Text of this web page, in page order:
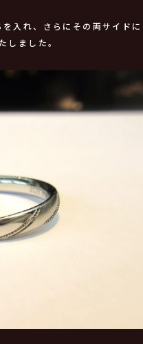
入れ、さらにその両サイド
しました。